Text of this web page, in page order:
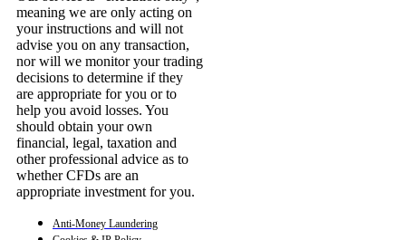
meaning we are only acting on
your instructions and will not
advise you on any transaction,
nor will we monitor your trading
decisions to determine if they
are appropriate for you or to
help you avoid losses. You
should obtain your own
financial, legal, taxation and
other professional advice as to
whether CFDs are an
appropriate investment for you.
Anti-Money Laundering